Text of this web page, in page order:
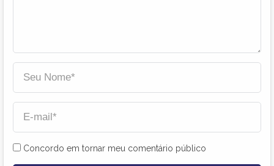
Concordo em tornar meu comentário público